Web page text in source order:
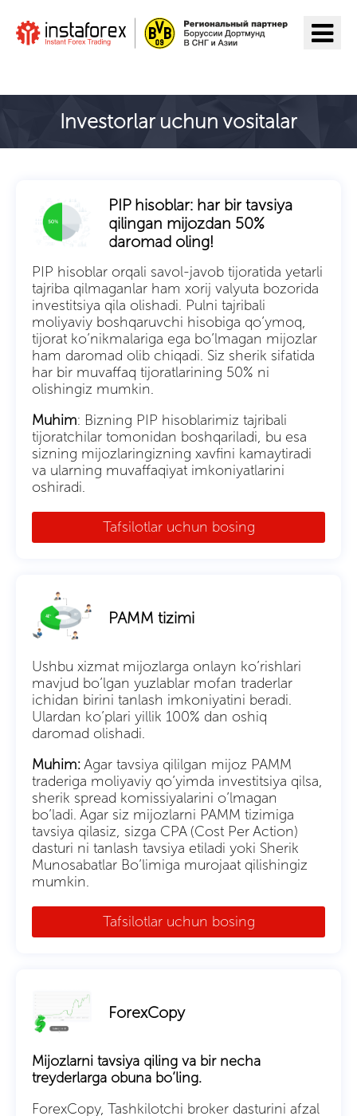
Investorlar uchun vositalar
PIP hisoblar: har bir tavsiya
qilingan mijozdan 50%
daromad oling!
PIP hisoblar orqali savol-javob tijoratida yetarli
tajriba qilmaganlar ham xorij valyuta bozorida
investitsiya qila olishadi. Pulni tajribali
moliyaviy boshqaruvchi hisobiga qo’ymoq,
tijorat ko’nikmalariga ega bo’lmagan mijozlar
ham daromad olib chiqadi. Siz sherik sifatida
har bir muvaffaq tijoratlarining 50% ni
olishingiz mumkin.
Muhim: Bizning PIP hisoblarimiz tajribali
tijoratchilar tomonidan boshqariladi, bu esa
sizning mijozlaringizning xavfini kamaytiradi
va ularning muvaffaqiyat imkoniyatlarini
oshiradi.
Tafsilotlar uchun bosing
PAMM tizimi
Ushbu xizmat mijozlarga onlayn ko’rishlari
mavjud bo’lgan yuzlablar mofan traderlar
ichidan birini tanlash imkoniyatini beradi.
Ulardan ko’plari yillik 100% dan oshiq
daromad olishadi.
Muhim:Agar tavsiya qililgan mijoz PAMM
traderiga moliyaviy qo’yimda investitsiya qilsa,
sherik spread komissiyalarini o’lmagan
bo’ladi. Agar siz mijozlarni PAMM tizimiga
tavsiya qilasiz, sizga CPA (Cost Per Action)
dasturi ni tanlash tavsiya etiladi yoki Sherik
Munosabatlar Bo’limiga murojaat qilishingiz
mumkin.
Tafsilotlar uchun bosing
ForexCopy
Mijozlarni tavsiya qiling va bir necha
treyderlarga obuna bo’ling.
ForexCopy, Tashkilotchi broker dasturini afzal